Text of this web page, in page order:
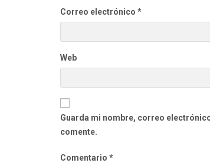
Correo electrónico *
Web
Guarda mi nombre, correo
comente.
Comentario *